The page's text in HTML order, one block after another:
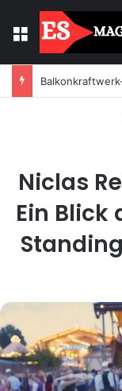
Menu
Niclas
Ein Blick